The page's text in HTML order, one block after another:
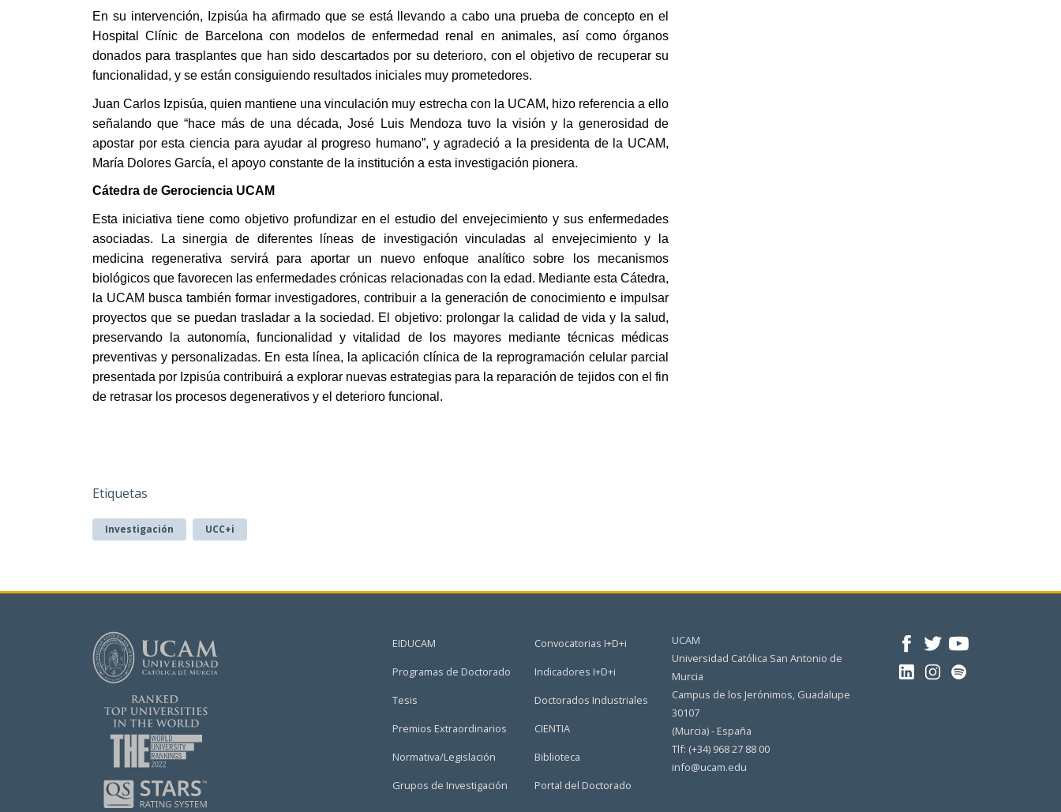
En su intervención, Izpisúa ha afirmado que se está llevando a cabo una prueba de concepto en el
Hospital Clínic de Barcelona con modelos de enfermedad renal en animales, así como órganos
donados para trasplantes que han sido descartados por su deterioro, con el objetivo de recuperar su
funcionalidad, y se están consiguiendo resultados iniciales muy prometedores.
Juan Carlos Izpisúa, quien mantiene una vinculación muy estrecha con la UCAM, hizo referencia a ello
señalando que “hace más de una década, José Luis Mendoza tuvo la visión y la generosidad de
apostar por esta ciencia para ayudar al progreso humano”, y agradeció a la presidenta de la UCAM,
María Dolores García, el apoyo constante de la institución a esta investigación pionera.
Cátedra de Gerociencia UCAM
Esta iniciativa tiene como objetivo profundizar en el estudio del envejecimiento y sus enfermedades
asociadas. La sinergia de diferentes líneas de investigación vinculadas al envejecimiento y la
medicina regenerativa servirá para aportar un nuevo enfoque analítico sobre los mecanismos
biológicos que favorecen las enfermedades crónicas relacionadas con la edad. Mediante esta Cátedra,
la UCAM busca también formar investigadores, contribuir a la generación de conocimiento e impulsar
proyectos que se puedan trasladar a la sociedad. El objetivo: prolongar la calidad de vida y la salud,
preservando la autonomía, funcionalidad y vitalidad de los mayores mediante técnicas médicas
preventivas y personalizadas. En esta línea, la aplicación clínica de la reprogramación celular parcial
presentada por Izpisúa contribuirá a explorar nuevas estrategias para la reparación de tejidos con el fin
de retrasar los procesos degenerativos y el deterioro funcional.
Etiquetas
Investigación UCC+i
EIDUCAM
Programas de Doctorado
Tesis
Premios Extraordinarios
Normativa/Legislación
Grupos de Investigación
Convocatorias I+D+i
Indicadores I+D+i
Doctorados Industriales
CIENTIA
Biblioteca
Portal del Doctorado
UCAM
Universidad Católica San Antonio de
Murcia
Campus de los Jerónimos, Guadalupe
30107
(Murcia) - España
Tlf: (+34) 968 27 88 00
info@ucam.edu